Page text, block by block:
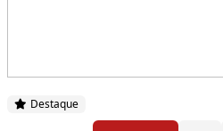
Destaque